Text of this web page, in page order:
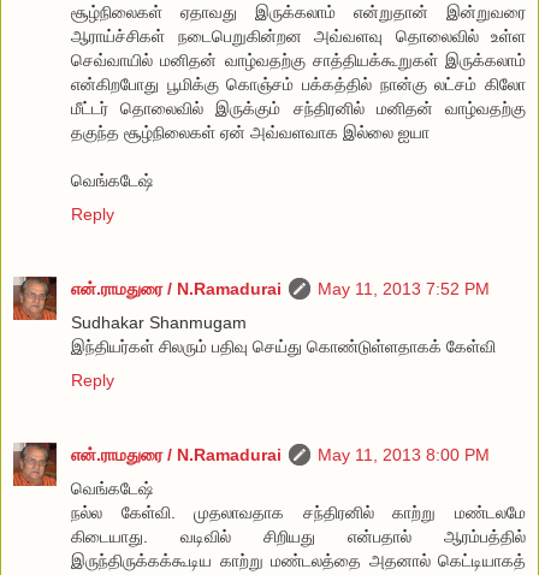
சூழ்நிலைகள் ஏதாவது இருக்கலாம் என்றுதான் இன்றுவரை
ஆராய்ச்சிகள் நடைபெறுகின்றன அவ்வளவு தொலைவில் உள்ள
செவ்வாயில் மனிதன் வாழ்வதற்கு சாத்தியக்கூறுகள் இருக்கலாம்
என்கிறபோது பூமிக்கு கொஞ்சம் பக்கத்தில் நான்கு லட்சம் கிலோ
மீட்டர் தொலைவில் இருக்கும் சந்திரனில் மனிதன் வாழ்வதற்கு
தகுந்த சூழ்நிலைகள் ஏன் அவ்வளவாக இல்லை ஐயா
வெங்கடேஷ்
Reply
என்.ராமதுரை / N.Ramadurai
May 11, 2013 7:52 PM
Sudhakar Shanmugam
இந்தியர்கள் சிலரும் பதிவு செய்து கொண்டுள்ளதாகக் கேள்வி
Reply
என்.ராமதுரை / N.Ramadurai
May 11, 2013 8:00 PM
வெங்கடேஷ்
நல்ல கேள்வி. முதலாவதாக சந்திரனில் காற்று மண்டலமே
கிடையாது. வடிவில் சிறியது என்பதால் ஆரம்பத்தில்
இருந்திருக்கக்கூடிய காற்று மண்டலத்தை அதனால் கெட்டியாகத்